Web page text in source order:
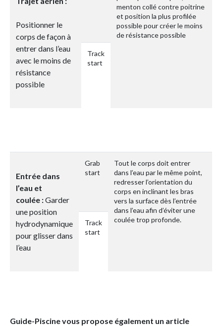
Positionner le
corps de façon à
entrer dans l’eau
avec le moins de
résistance
possible
menton collé contre poitrine
et position la plus profilée
possible pour créer le moins
de résistance possible
Track
start
Entrée dans
l’eau et
coulée :Garder
une position
hydrodynamique
pour glisser dans
l’eau
Grab
start
Tout le corps doit entrer
dans l’eau par le même point,
redresser l’orientation du
corps en inclinant les bras
vers la surface dès l’entrée
dans l’eau afin d’éviter une
coulée trop profonde.
Track
start
Guide-Piscine vous propose également un article